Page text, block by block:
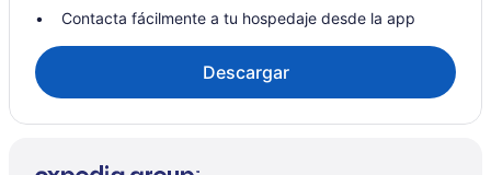
Contacta fácilmente a tu hospedaje desde la app
Descargar